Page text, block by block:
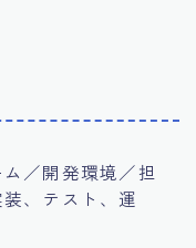
／開発環境／担
、テスト、運